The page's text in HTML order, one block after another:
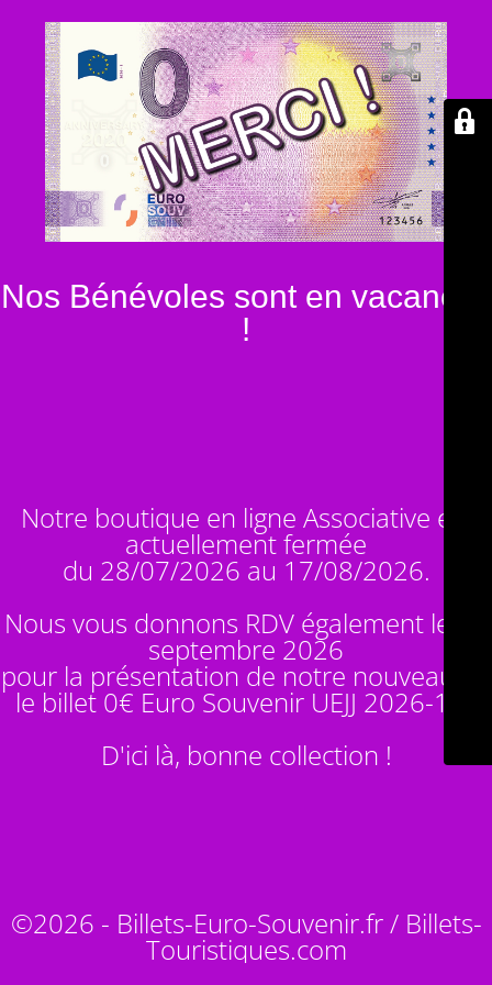
Nos Bénévoles sont en vacances
!
Notre boutique en ligne Associative est
actuellement fermée
du 28/07/2026 au 17/08/2026.
Nous vous donnons RDV également le 14
septembre 2026
pour la présentation de notre nouveauté :
le billet 0€ Euro Souvenir UEJJ 2026-10
D'ici là, bonne collection !
©2026 - Billets-Euro-Souvenir.fr / Billets-
Touristiques.com